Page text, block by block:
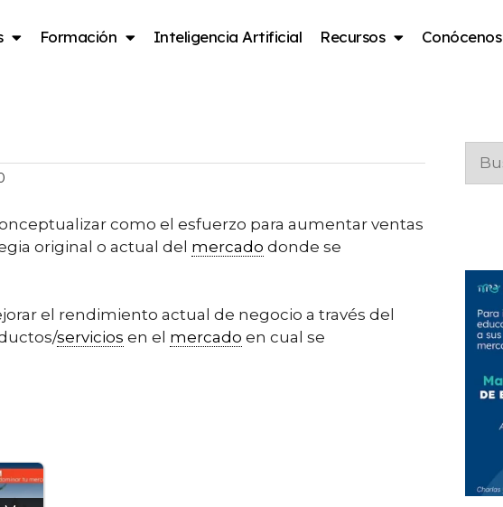
Formación Inteligencia Artificial Recursos Conócenos
como el esfuerzo para aumentar ventas
original o actual del mercado donde se
el rendimiento actual de negocio a través del
servicios en el mercado en cual se